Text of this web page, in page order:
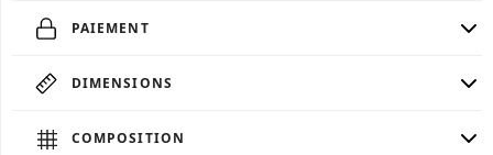
PAIEMENT
DIMENSIONS
COMPOSITION